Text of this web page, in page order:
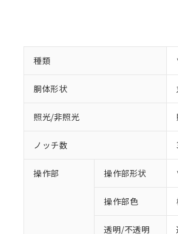
種類
胴体形状
照光/非照光
ノッチ数
操作部 操作部形状
操作部色
透明/不透明